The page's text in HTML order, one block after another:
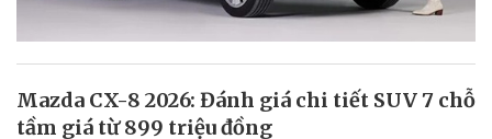
Mazda CX-8 2026: Đánh giá chi tiết SUV 7 chỗ
tầm giá từ 899 triệu đồng